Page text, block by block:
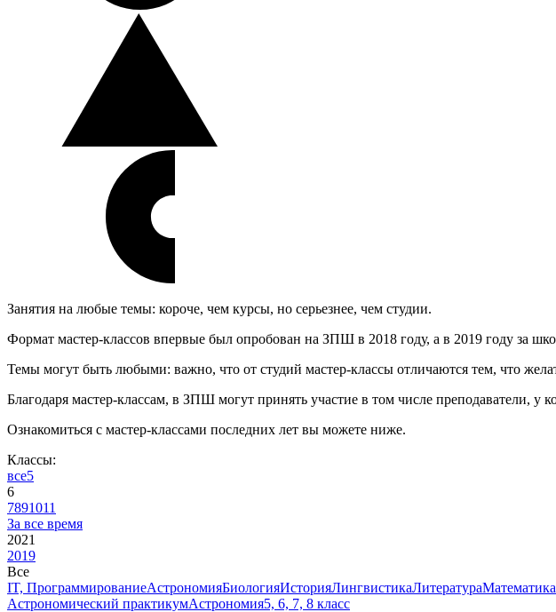
Занятия на любые темы: короче, чем курсы, но серьезнее, чем студии.
Формат мастер-классов впервые был опробован на ЗПШ в 2018 году, а в 2019 году за
Темы могут быть любыми: важно, что от студий мастер-классы отличаются тем, что
Благодаря мастер-классам, в ЗПШ могут принять участие в том числе преподаватели, у
Ознакомиться с мастер-классами последних лет вы можете ниже.
Классы:
все5
6
7891011
За все время
2021
2019
Все
IT, ПрограммированиеАстрономияБиологияИсторияЛингвистикаЛитератураМатематика
Астрономический практикумАстрономия5, 6, 7, 8 класс